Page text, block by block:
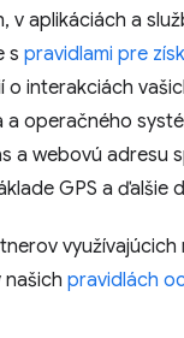
v aplikáciách a
s pravidlami pre
o interakciách
a operačného
a webovú adresu
GPS a
pravidlách